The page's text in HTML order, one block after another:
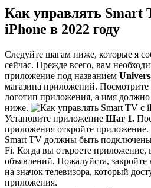
Как управлять
iPhone в 2022 году
Следуйте шагам ниже, которые я
сейчас. Прежде всего, вам
приложение под названием
магазина приложений.
логотип приложения, а имя
ниже.
Установите приложение Шаг 1.
приложения откройте приложение.
Smart TV должны быть
Fi. Когда вы откроете
объявлений. Пожалуйста,
на значок телевизора, который
приложения.